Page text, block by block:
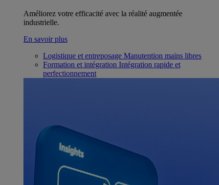
Améliorez votre efficacité avec la réalité augmentée
industrielle.
En savoir plus
Logistique et entreposage Manutention mains libres
Formation et intégration Intégration rapide et
perfectionnement